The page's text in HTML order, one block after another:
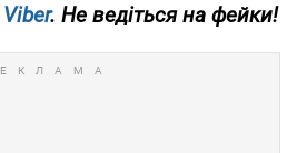
Viber. Не ведіться на фейки!